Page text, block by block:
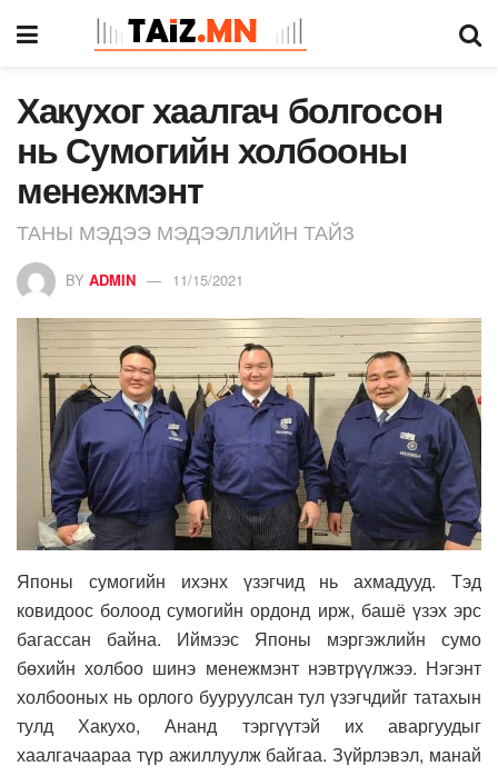
Хакухог хаалгач болгосон
нь Сумогийн холбооны
менежмэнт
ТАНЫ МЭДЭЭ МЭДЭЭЛЛИЙН ТАЙЗ
BY ADMIN 11/15/2021
Японы сумогийн ихэнх үзэгчид нь ахмадууд. Тэд
ковидоос болоод сумогийн ордонд ирж, башё үзэх эрс
багассан байна. Иймээс Японы мэргэжлийн сумо
бөхийн холбоо шинэ менежмэнт нэвтрүүлжээ. Нэгэнт
холбооных нь орлого бууруулсан тул үзэгчдийг татахын
тулд Хакухо, Ананд тэргүүтэй их аваргуудыг
хаалгачаараа түр ажиллуулж байгаа. Зүйрлэвэл, манай